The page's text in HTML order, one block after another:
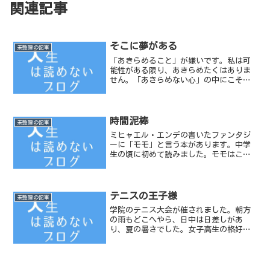
関連記事
未整理の記事 そこに夢がある
「あきらめること」が嫌いです。私は可
能性がある限り、あきらめたくはありま
せん。「あきらめない心」の中にこそ、
未整理の記事 時間泥棒
ミヒャエル・エンデの書いたファンタジ
ーに「モモ」と言う本があります。中学
生の頃に初めて読みました。モモはこの
が話しかけてくるのですが...
未整理の記事 テニスの王子様
学院のテニス大会が催されました。朝方
の雨もどこへやら、日中は日差しがあ
り、夏の暑さでした。女子高生の格好あ